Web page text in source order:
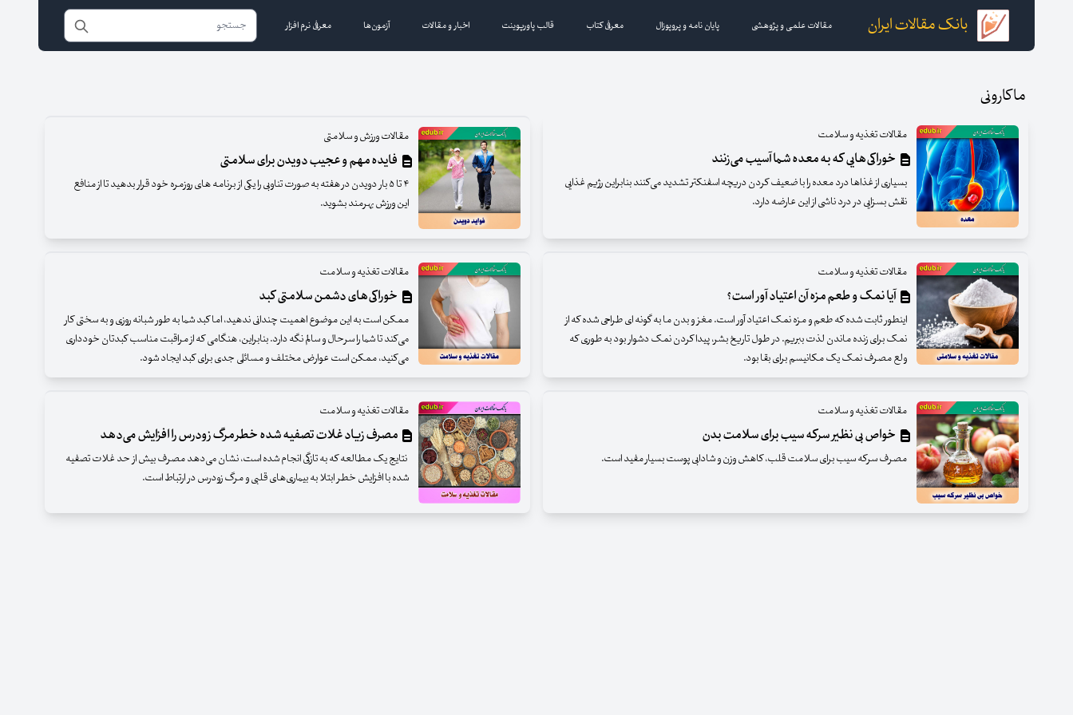
بانک مقالات ایران مقالات علمی و پژوهشی پایان نامه و پروپوزال معرفی کتاب قالب پاورپوینت اخبار و مقالات آزمون‌ها معرفی نرم افزار
ماکارونی
مقالات تغذیه و سلامت
خوراکی‌هایی که به معده شما آسیب می‌زنند
بسیاری از غذا‌ها درد معده را با ضعیف کردن دریچه اسفنکتر تشدید می‌کنند بنابراین رژیم غذایی
نقش بسزایی در درد ناشی از این عارضه دارد.
مقالات ورزش و سلامتی
فایده مهم و عجیب دویدن برای سلامتی
۴ تا ۵ بار دویدن در هفته به صورت تناوبی را یکی از برنامه های روزمره خود قرار بدهید تا از منافع
این ورزش بهرمند بشوید.
مقالات تغذیه و سلامت
آیا نمک و طعم مزه آن اعتیاد آور است؟
اینطور ثابت شده که طعم و مزه نمک اعتیاد آور است. مغز و بدن ما به گونه ای طراحی شده که از
نمک برای زنده ماندن لذت ببریم. در طول تاریخ بشر، پیدا کردن نمک دشوار بود به طوری که
ولع مصرف نمک یک مکانیسم برای بقا بود.
مقالات تغذیه و سلامت
خوراکی‌های دشمن سلامتی کبد
ممکن است به این موضوع اهمیت چندانی ندهید، اما کبد شما به طور شبانه روزی و به سختی کار
می‌کند تا شما را سرحال و سالم نگه دارد. بنابراین، هنگامی که از مراقبت مناسب کبدتان خودداری
می‌کنید، ممکن است عوارض مختلف و مسائلی جدی برای کبد ایجاد شود.
مقالات تغذیه و سلامت
خواص بی نظیر سرکه سیب برای سلامت بدن
مصرف سرکه سیب برای سلامت قلب، کاهش وزن و شادابی پوست بسیار مفید است.
مقالات تغذیه و سلامت
مصرف زیاد غلات تصفیه شده خطر مرگ زودرس را افزایش می‌دهد
نتایج یک مطالعه که به تازگی انجام شده است، نشان می‌دهد مصرف بیش از حد غلات تصفیه
شده با افزایش خطر ابتلا به بیماری‌های قلبی و مرگ زودرس در ارتباط است.